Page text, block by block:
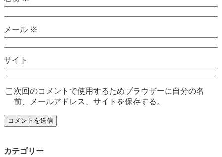
メール ※
サイト
次回のコメントで使用するためブラウザーに自分の名
前、メールアドレス、サイトを保存する。
カテゴリー